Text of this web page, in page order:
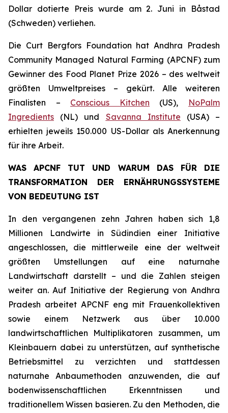
Dollar dotierte Preis wurde am 2. Juni in Båstad
(Schweden) verliehen.
Die Curt Bergfors Foundation hat Andhra Pradesh
Community Managed Natural Farming (APCNF) zum
Gewinner des Food Planet Prize 2026 – des weltweit
größten Umweltpreises – gekürt. Alle weiteren
Finalisten – Conscious Kitchen (US), NoPalm
Ingredients (NL) und Savanna Institute (USA) –
erhielten jeweils 150.000 US-Dollar als Anerkennung
für ihre Arbeit.
WAS APCNF TUT UND WARUM DAS FÜR DIE
TRANSFORMATION DER ERNÄHRUNGSSYSTEME
VON BEDEUTUNG IST
In den vergangenen zehn Jahren haben sich 1,8
Millionen Landwirte in Südindien einer Initiative
angeschlossen, die mittlerweile eine der weltweit
größten Umstellungen auf eine naturnahe
Landwirtschaft darstellt – und die Zahlen steigen
weiter an. Auf Initiative der Regierung von Andhra
Pradesh arbeitet APCNF eng mit Frauenkollektiven
sowie einem Netzwerk aus über 10.000
landwirtschaftlichen Multiplikatoren zusammen, um
Kleinbauern dabei zu unterstützen, auf synthetische
Betriebsmittel zu verzichten und stattdessen
naturnahe Anbaumethoden anzuwenden, die auf
bodenwissenschaftlichen Erkenntnissen und
traditionellem Wissen basieren. Zu den Methoden, die